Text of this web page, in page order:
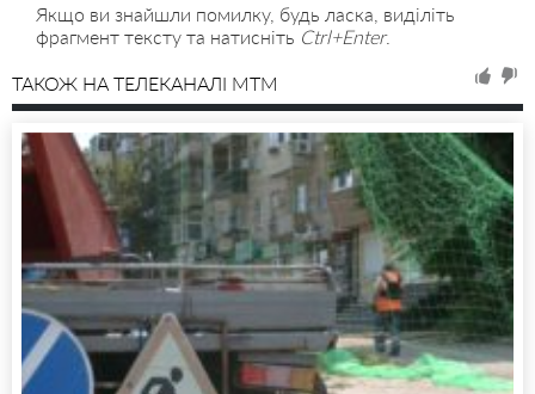
Якщо ви знайшли помилку, будь ласка, виділіть
фрагмент тексту та натисніть Ctrl+Enter.
ТАКОЖ НА ТЕЛЕКАНАЛІ MTM